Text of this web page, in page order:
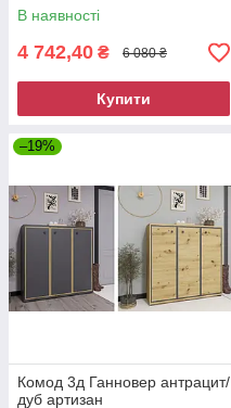
В наявності
4 742,40 ₴ 6 080 ₴
Купити
–19%
Комод 3д Ганновер антрацит/
дуб артизан